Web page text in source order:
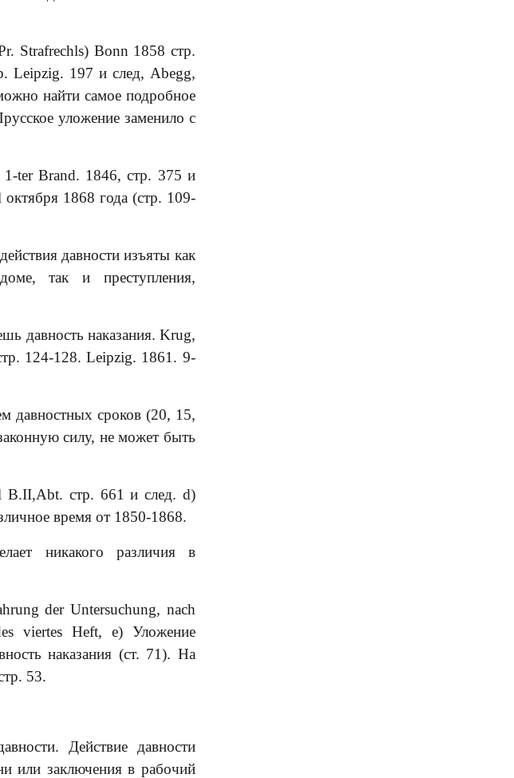
Strafrechls) Bonn 1858 стр.
Leipzig. 197 и след, Abegg,
найти самое подробное
уложение заменило с
ter Brand. 1846, стр. 375 и
1868 года (стр. 109-
давности изъяты как
так и преступления,
давность наказания. Krug,
124-128. Leipzig. 1861. 9-
давностных сроков (20, 15,
силу, не может быть
l B.II,Abt. стр. 661 и след. d)
время от 1850-1868.
никакого различия в
der Untersuchung, nach
viertes Heft, e) Уложение
наказания (ст. 71). На
53.
Действие давности
или заключения в рабочий